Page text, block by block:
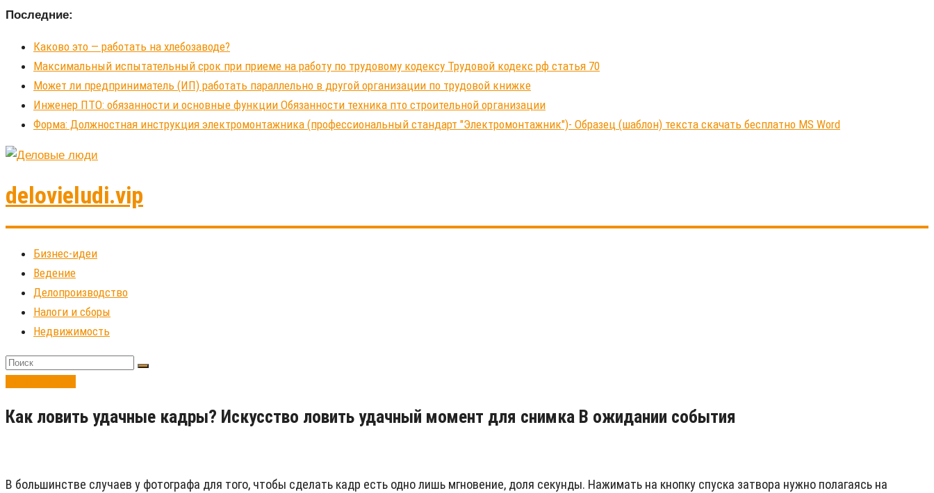
Последние:
Каково это — работать на хлебозаводе?
Максимальный испытательный срок при приеме на работу по трудовому кодексу Трудовой кодекс рф статья 70
Может ли предприниматель (ИП) работать параллельно в другой организации по трудовой книжке
Инженер ПТО: обязанности и основные функции Обязанности техника пто строительной организации
Форма: Должностная инструкция электромонтажника (профессиональный стандарт "Электромонтажник")- Образец (шаблон) текста скачать бесплатно MS Word
delovieludi.vip
Бизнес-идеи
Ведение
Делопроизводство
Налоги и сборы
Недвижимость
Как ловить удачные кадры? Искусство ловить удачный момент для снимка В ожидании события
В большинстве случаев у фотографа для того, чтобы сделать кадр есть одно лишь мгновение, доля секунды. Нажимать на кнопку спуска затвора нужно полагаясь на